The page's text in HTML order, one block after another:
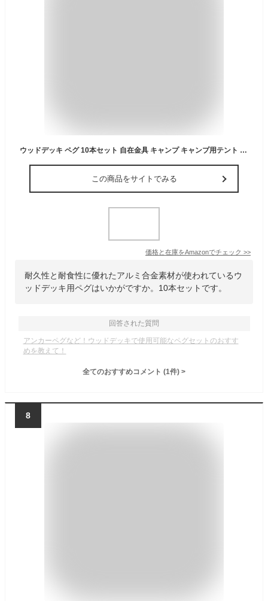
ウッドデッキ ペグ 10本セット 自在金具 キャンプ キャンプ用テント ウッドデッキ専用 魚骨型 対応 ペグ・アンカー カラビナ付き スプリングセット アルミ製 留め具 軽量 自在金具 ブラック
この商品をサイトでみる
価格と在庫をAmazonでチェック >>
耐久性と耐食性に優れたアルミ合金素材が使われているウ
ッドデッキ用ペグはいかがですか。10本セットです。
回答された質問
アンカーペグなど！ウッドデッキで使用可能なペグセットのおすす
めを教えて！
全てのおすすめコメント (1件) >
8